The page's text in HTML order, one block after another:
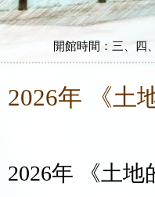
開館時間：三、四
開館時間：三、四
2026年 《土
2026年 《土